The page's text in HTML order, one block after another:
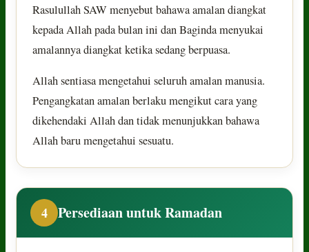
Rasulullah SAW menyebut bahawa amalan diangkat
kepada Allah pada bulan ini dan Baginda menyukai
amalannya diangkat ketika sedang berpuasa.
Allah sentiasa mengetahui seluruh amalan manusia.
Pengangkatan amalan berlaku mengikut cara yang
dikehendaki Allah dan tidak menunjukkan bahawa
Allah baru mengetahui sesuatu.
4 Persediaan untuk Ramadan